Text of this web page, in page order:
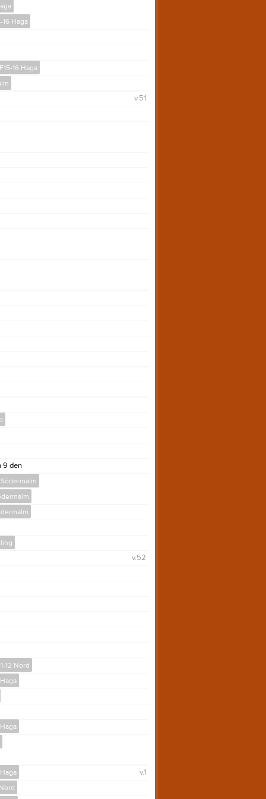
16 Haga
F15-16 Haga
v.51
9 den
Södermalm
v.52
12 Nord
Haga
Haga
v.1
Haga